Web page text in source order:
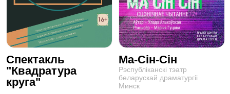
Спектакль
"Квадратура
круга"
Ма-Сін-Сін
Рэспублiканскi тэатр
беларускай драматургii
Минск